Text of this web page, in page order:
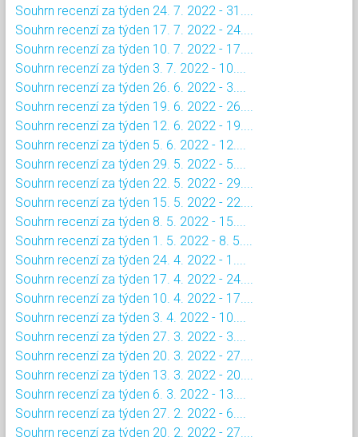
Souhrn recenzí za týden 24. 7. 2022 - 31....
Souhrn recenzí za týden 17. 7. 2022 - 24....
Souhrn recenzí za týden 10. 7. 2022 - 17....
Souhrn recenzí za týden 3. 7. 2022 - 10....
Souhrn recenzí za týden 26. 6. 2022 - 3....
Souhrn recenzí za týden 19. 6. 2022 - 26....
Souhrn recenzí za týden 12. 6. 2022 - 19....
Souhrn recenzí za týden 5. 6. 2022 - 12....
Souhrn recenzí za týden 29. 5. 2022 - 5....
Souhrn recenzí za týden 22. 5. 2022 - 29....
Souhrn recenzí za týden 15. 5. 2022 - 22....
Souhrn recenzí za týden 8. 5. 2022 - 15....
Souhrn recenzí za týden 1. 5. 2022 - 8. 5....
Souhrn recenzí za týden 24. 4. 2022 - 1....
Souhrn recenzí za týden 17. 4. 2022 - 24....
Souhrn recenzí za týden 10. 4. 2022 - 17....
Souhrn recenzí za týden 3. 4. 2022 - 10....
Souhrn recenzí za týden 27. 3. 2022 - 3....
Souhrn recenzí za týden 20. 3. 2022 - 27....
Souhrn recenzí za týden 13. 3. 2022 - 20....
Souhrn recenzí za týden 6. 3. 2022 - 13....
Souhrn recenzí za týden 27. 2. 2022 - 6....
Souhrn recenzí za týden 20. 2. 2022 - 27....